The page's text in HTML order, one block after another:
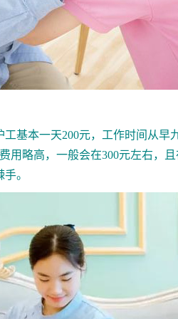
工基本一天200元，工作时间从早
用略高，一般会在300元左右，
。